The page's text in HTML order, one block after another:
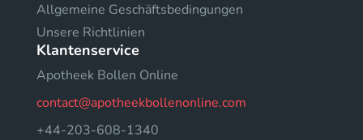
Allgemeine Geschäftsbedingungen
Unsere Richtlinien
Klantenservice
Apotheek Bollen Online
contact@apotheekbollenonline.com
+44-203-608-1340